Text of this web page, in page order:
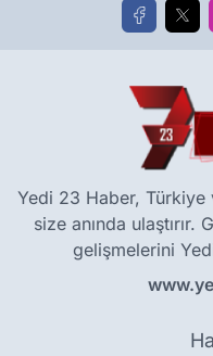
Yedi 23 Haber,
size anında
gelişmelerini